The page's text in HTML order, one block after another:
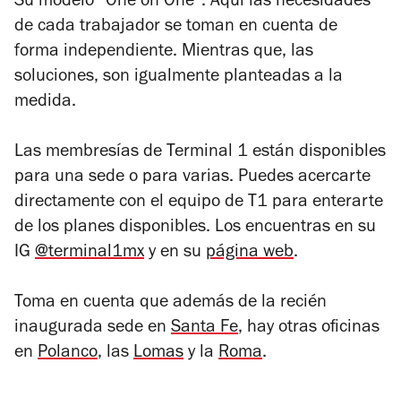
de cada trabajador se toman en cuenta de
forma independiente. Mientras que, las
soluciones, son igualmente planteadas a la
medida.
Las membresías de Terminal 1 están disponibles
para una sede o para varias. Puedes acercarte
directamente con el equipo de T1 para enterarte
de los planes disponibles. Los encuentras en su
IG @terminal1mxy en su página web.
Toma en cuenta que además de la recién
inaugurada sede en Santa Fe, hay otras oficinas
en Polanco, las Lomas y la Roma.